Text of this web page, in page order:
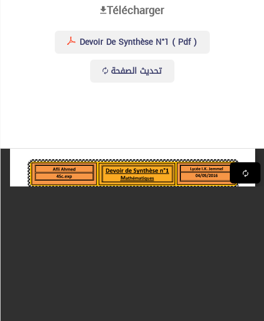
Télécharger
Devoir De Synthèse N°1 ( Pdf )
تحديث الصفحة